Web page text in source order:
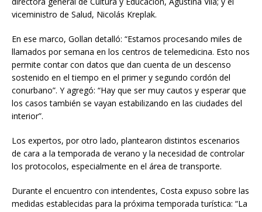
viceministro de Salud, Nicolás Kreplak.
En ese marco, Gollan detalló: “Estamos procesando miles de
llamados por semana en los centros de telemedicina. Esto nos
permite contar con datos que dan cuenta de un descenso
sostenido en el tiempo en el primer y segundo cordón del
conurbano”. Y agregó: “Hay que ser muy cautos y esperar que
los casos también se vayan estabilizando en las ciudades del
interior”.
Los expertos, por otro lado, plantearon distintos escenarios
de cara a la temporada de verano y la necesidad de controlar
los protocolos, especialmente en el área de transporte.
Durante el encuentro con intendentes, Costa expuso sobre las
medidas establecidas para la próxima temporada turística: “La